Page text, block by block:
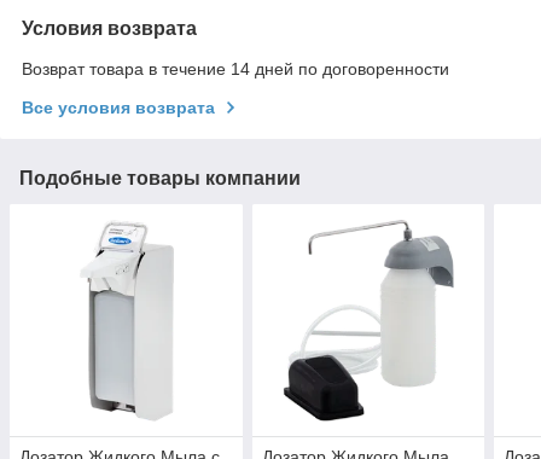
Условия возврата
Возврат товара в течение 14 дней по договоренности
Все условия возврата
Подобные товары компании